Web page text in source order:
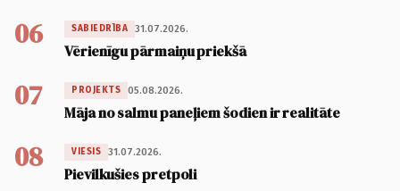
06 SABIEDRĪBA 31.07.2026.
Vērienīgu pārmaiņu priekšā
07 PROJEKTS 05.08.2026.
Māja no salmu paneļiem šodien ir realitāte
08 VIESIS 31.07.2026.
Pievilkušies pretpoli